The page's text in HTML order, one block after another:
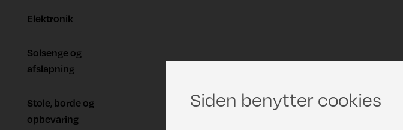
Elektronik
Solsenge og
afslapning
Stole, borde og
opbevaring
Siden benytter cookies